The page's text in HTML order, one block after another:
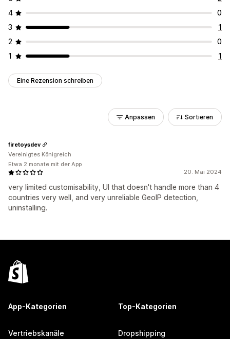
4
0
3
1
2
0
1
1
Eine Rezension schreiben
Anpassen Sortieren
20. Mai 2024
very limited customisability, UI that doesn't handle more than 4
countries very well, and very unreliable GeoIP detection,
uninstalling.
firetoysdev
Vereinigtes Königreich
Etwa 2 monate mit der App
App-Kategorien
Vertriebskanäle
Top-Kategorien
Dropshipping